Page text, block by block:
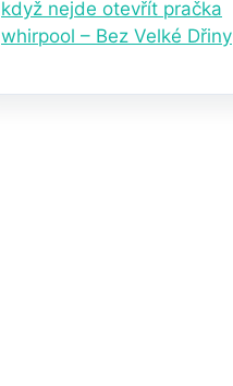
když nejde otevřít pračka
whirpool – Bez Velké Dřiny